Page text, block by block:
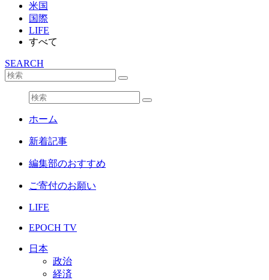
米国
国際
LIFE
すべて
SEARCH
ホーム
新着記事
編集部のおすすめ
ご寄付のお願い
LIFE
EPOCH TV
日本
政治
経済